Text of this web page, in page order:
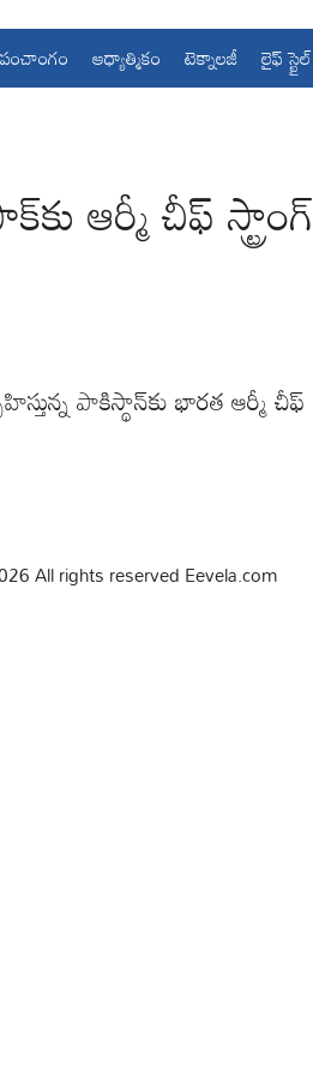
పంచాంగం ఆధ్యాత్మికం టెక్నాలజీ లైఫ్ స్టైల్
ఆర్మీ చీఫ్ స్ట్రాంగ్
పాకిస్థాన్‌కు భారత ఆర్మీ చీఫ్
All rights reserved Eevela.com